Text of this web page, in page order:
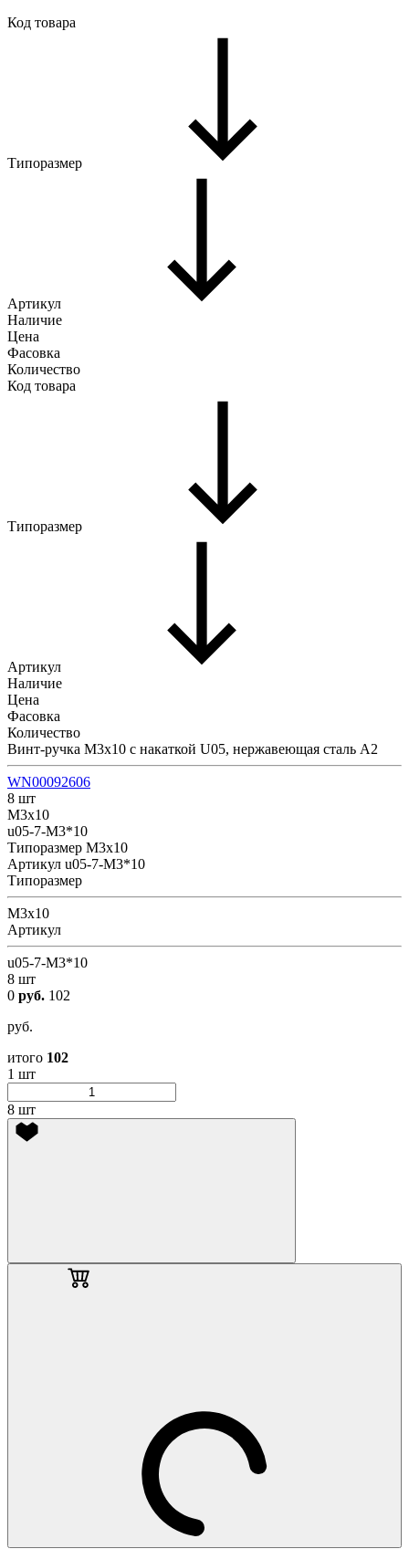
Код товара
Типоразмер
Артикул
Наличие
Цена
Фасовка
Количество
Код товара
Типоразмер
Артикул
Наличие
Цена
Фасовка
Количество
Винт-ручка М3х10 с накаткой U05, нержавеющая сталь А2
WN00092606
8 шт
М3х10
u05-7-M3*10
Типоразмер М3х10
Артикул u05-7-M3*10
Типоразмер
М3х10
Артикул
u05-7-M3*10
8 шт
0 руб. 102
руб.
итого 102
1 шт
8 шт